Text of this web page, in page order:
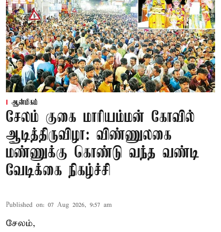
ஆன்மிகம்
சேலம் குகை மாரியம்மன் கோவில்
ஆடித்திருவிழா: விண்ணுலகை
மண்ணுக்கு கொண்டு வந்த வண்டி
வேடிக்கை நிகழ்ச்சி
Published on: 07 Aug 2026, 9:57 am
சேலம்,